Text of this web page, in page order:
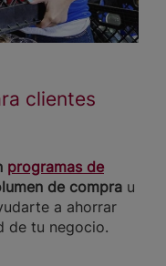
clientes
programas de
de compra u
a ahorrar
de tu negocio.